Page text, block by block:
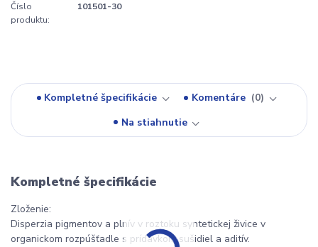
Číslo
produktu:
101501-30
Kompletné špecifikácie Komentáre
0
Na stiahnutie
Kompletné špecifikácie
Zloženie:
Disperzia pigmentov a plnív v roztoku syntetickej živice v
organickom rozpúšťadle s prídavkom sušidiel a aditív.